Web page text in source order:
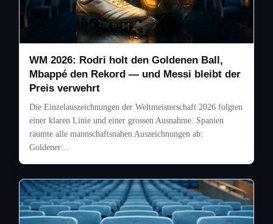
WM 2026: Rodri holt den Goldenen Ball,
Mbappé den Rekord — und Messi bleibt der
Preis verwehrt
Die Einzelauszeichnungen der Weltmeisterschaft 2026 folgten
einer klaren Linie und einer grossen Ausnahme. Spanien
räumte alle mannschaftsnahen Auszeichnungen ab:
Goldener…